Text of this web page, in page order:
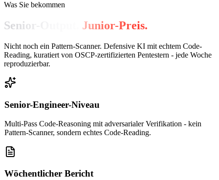
Was Sie bekommen
Senior-Output. Junior-Preis.
Nicht noch ein Pattern-Scanner. Defensive KI mit echtem Code-
Reading, kuratiert von OSCP-zertifizierten Pentestern - jede Woche
reproduzierbar.
Senior-Engineer-Niveau
Multi-Pass Code-Reasoning mit adversarialer Verifikation - kein
Pattern-Scanner, sondern echtes Code-Reading.
Wöchentlicher Bericht